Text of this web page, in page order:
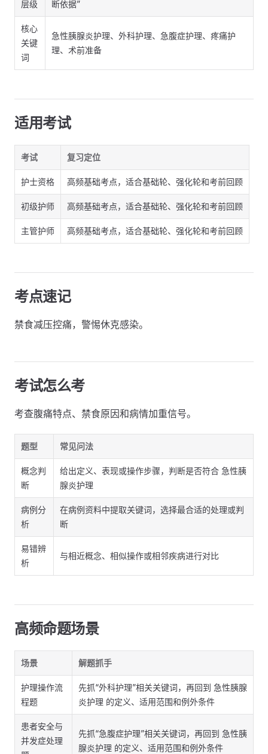
层级
断依据”
核心
关键
词
急性胰腺炎护理、外科护理、急腹症护理、疼痛护
理、术前准备
适用考试
考试 复习定位
护士资格 高频基础考点，适合基础轮、强化轮和考前回顾
初级护师 高频基础考点，适合基础轮、强化轮和考前回顾
主管护师 高频基础考点，适合基础轮、强化轮和考前回顾
考点速记
禁食减压控痛，警惕休克感染。
考试怎么考
考查腹痛特点、禁食原因和病情加重信号。
题型 常见问法
概念判
断
给出定义、表现或操作步骤，判断是否符合 急性胰
腺炎护理
病例分
析
在病例资料中提取关键词，选择最合适的处理或判
断
易错辨
析
与相近概念、相似操作或相邻疾病进行对比
高频命题场景
场景 解题抓手
护理操作流
程题
先抓“外科护理”相关关键词，再回到 急性胰腺
炎护理 的定义、适用范围和例外条件
患者安全与
并发症处理
先抓“急腹症护理”相关关键词，再回到 急性胰
腺炎护理 的定义、适用范围和例外条件